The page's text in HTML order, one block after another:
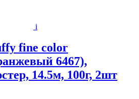
i
fine color
6467),
14.5м, 100г, 2шт